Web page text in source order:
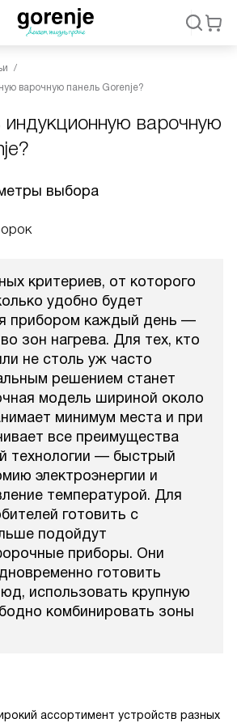
варочную панель Gorenje?
варочную
выбора
критериев, от которого
удобно будет
прибором каждый день —
зон нагрева. Для тех, кто
не столь уж часто
решением станет
модель шириной около
минимум места и при
все преимущества
технологии — быстрый
электроэнергии и
температурой. Для
готовить с
подойдут
приборы. Они
готовить
использовать крупную
комбинировать зоны
ассортимент устройств разных